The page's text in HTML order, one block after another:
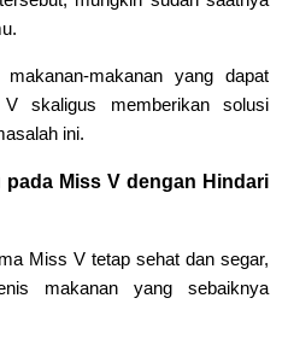
makanan yang dapat
skaligus memberikan solusi
ini.
Miss V dengan Hindari
Miss V tetap sehat dan segar,
makanan yang sebaiknya